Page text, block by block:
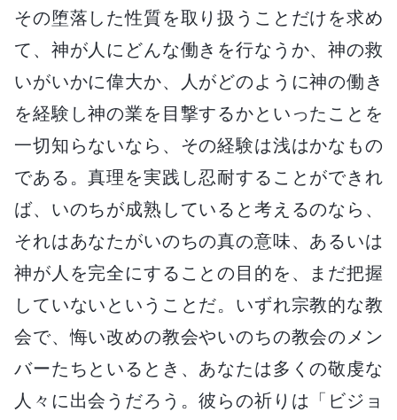
その堕落した性質を取り扱うことだけを求め
て、神が人にどんな働きを行なうか、神の救
いがいかに偉大か、人がどのように神の働き
を経験し神の業を目撃するかといったことを
一切知らないなら、その経験は浅はかなもの
である。真理を実践し忍耐することができれ
ば、いのちが成熟していると考えるのなら、
それはあなたがいのちの真の意味、あるいは
神が人を完全にすることの目的を、まだ把握
していないということだ。いずれ宗教的な教
会で、悔い改めの教会やいのちの教会のメン
バーたちといるとき、あなたは多くの敬虔な
人々に出会うだろう。彼らの祈りは「ビジョ